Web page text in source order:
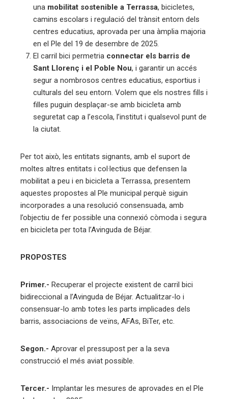
una mobilitat sostenible a Terrassa, bicicletes,
camins escolars i regulació del trànsit entorn dels
centres educatius, aprovada per una àmplia majoria
en el Ple del 19 de desembre de 2025.
El carril bici permetria connectar els barris de
Sant Llorenç i el Poble Nou, i garantir un accés
segur a nombrosos centres educatius, esportius i
culturals del seu entorn. Volem que els nostres fills i
filles puguin desplaçar-se amb bicicleta amb
seguretat cap a l’escola, l’institut i qualsevol punt de
la ciutat.
Per tot això, les entitats signants, amb el suport de
moltes altres entitats i col·lectius que defensen la
mobilitat a peu i en bicicleta a Terrassa, presentem
aquestes propostes al Ple municipal perquè siguin
incorporades a una resolució consensuada, amb
l’objectiu de fer possible una connexió còmoda i segura
en bicicleta per tota l’Avinguda de Béjar.
PROPOSTES
Primer.- Recuperar el projecte existent de carril bici
bidireccional a l’Avinguda de Béjar. Actualitzar-lo i
consensuar-lo amb totes les parts implicades dels
barris, associacions de veïns, AFAs, BiTer, etc.
Segon.- Aprovar el pressupost per a la seva
construcció el més aviat possible.
Tercer.- Implantar les mesures de aprovades en el Ple